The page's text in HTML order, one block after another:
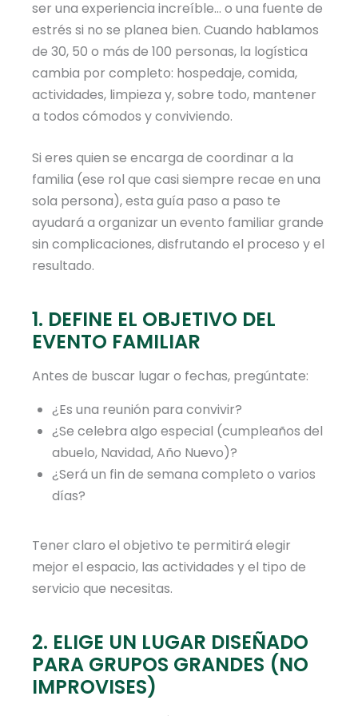
ser una experiencia increíble… o una fuente de
estrés si no se planea bien. Cuando hablamos
de 30, 50 o más de 100 personas, la logística
cambia por completo: hospedaje, comida,
actividades, limpieza y, sobre todo, mantener
a todos cómodos y conviviendo.
Si eres quien se encarga de coordinar a la
familia (ese rol que casi siempre recae en una
sola persona), esta guía paso a paso te
ayudará a organizar un evento familiar grande
sin complicaciones, disfrutando el proceso y el
resultado.
1. DEFINE EL OBJETIVO DEL
EVENTO FAMILIAR
Antes de buscar lugar o fechas, pregúntate:
¿Es una reunión para convivir?
¿Se celebra algo especial (cumpleaños del
abuelo, Navidad, Año Nuevo)?
¿Será un fin de semana completo o varios
días?
Tener claro el objetivo te permitirá elegir
mejor el espacio, las actividades y el tipo de
servicio que necesitas.
2. ELIGE UN LUGAR DISEÑADO
PARA GRUPOS GRANDES (NO
IMPROVISES)